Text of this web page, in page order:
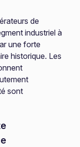
de
industriel à
une forte
historique. Les
sont